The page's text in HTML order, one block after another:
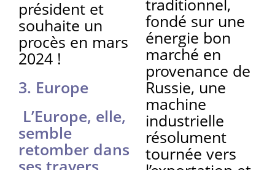
président et
souhaite un
procès en mars
2024 !
3. Europe
L’Europe, elle,
semble
retomber dans
ses travers
traditionnel,
fondé sur une
énergie bon
marché en
provenance de
Russie, une
machine
industrielle
résolument
tournée vers